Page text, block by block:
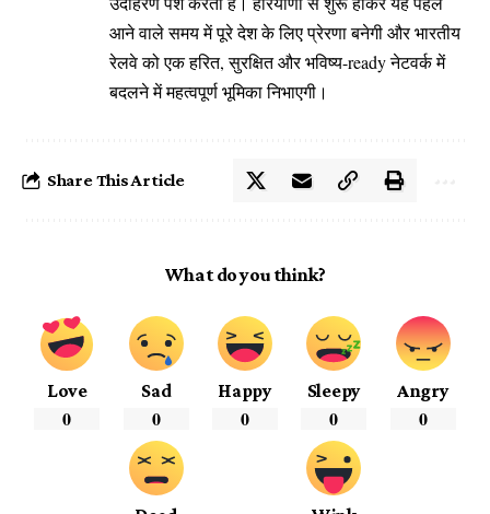
आने वाले समय में पूरे देश के लिए प्रेरणा बनेगी और भारतीय
रेलवे को एक हरित, सुरक्षित और भविष्य-ready नेटवर्क में
बदलने में महत्वपूर्ण भूमिका निभाएगी।
Share This Article
What do you think?
Love
0
Sad
0
Happy
0
Sleepy
0
Angry
0